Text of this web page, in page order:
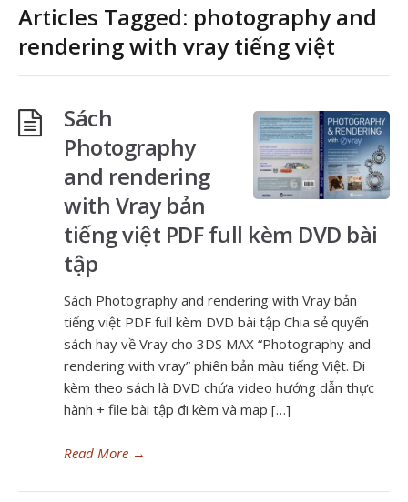
Articles Tagged: photography and
rendering with vray tiếng việt
Sách
Photography
and rendering
with Vray bản
tiếng việt PDF full kèm DVD bài
tập
Sách Photography and rendering with Vray bản
tiếng việt PDF full kèm DVD bài tập Chia sẻ quyển
sách hay về Vray cho 3DS MAX “Photography and
rendering with vray” phiên bản màu tiếng Việt. Đi
kèm theo sách là DVD chứa video hướng dẫn thực
hành + file bài tập đi kèm và map […]
Read More →